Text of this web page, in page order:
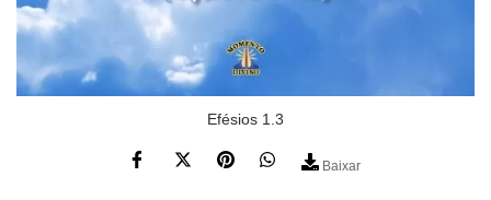
Efésios 1.3
Baixar